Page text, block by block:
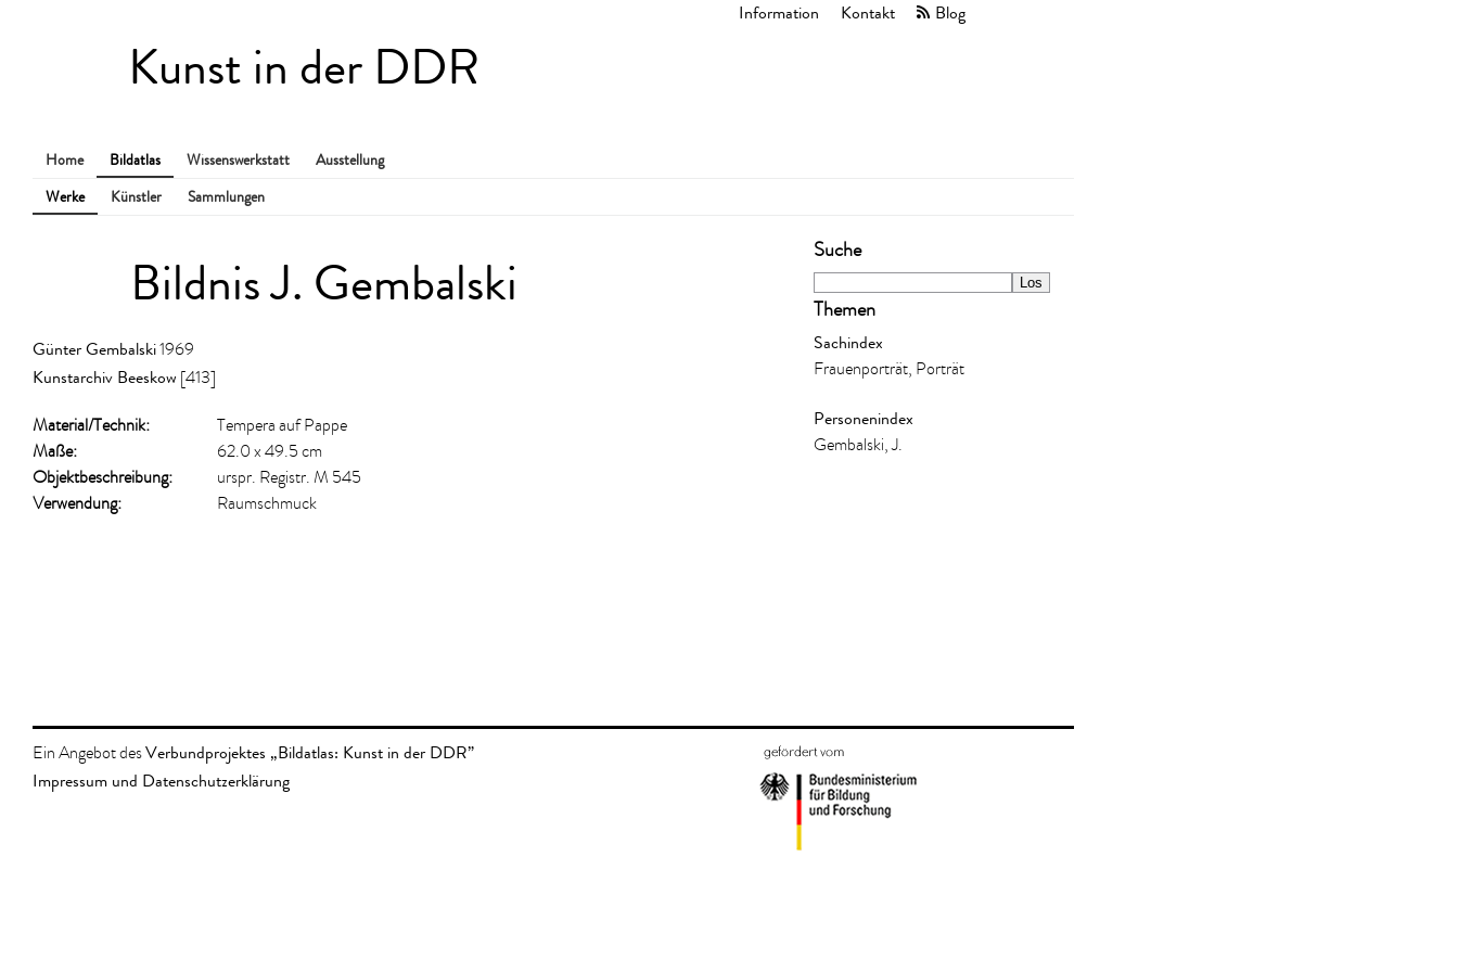
Information Kontakt Blog
Kunst in der DDR
Home Bildatlas Wissenswerkstatt
Ausstellung
Werke
Künstler Sammlungen
Suche
Themen
Sachindex
Frauenporträt, Porträt
Personenindex
Gembalski, J.
Bildnis J. Gembalski
Günter Gembalski1969
Kunstarchiv Beeskow [413]
Material/​Technik:
Tempera auf Pappe
Maße:
62.0 x 49.5 cm
Objektbeschreibung:
urspr. Registr. M 545
Verwendung:
Raumschmuck
Ein Angebot desVerbundprojektes „Bildatlas: Kunst in der DDR”
Impressum und Datenschutzerklärung